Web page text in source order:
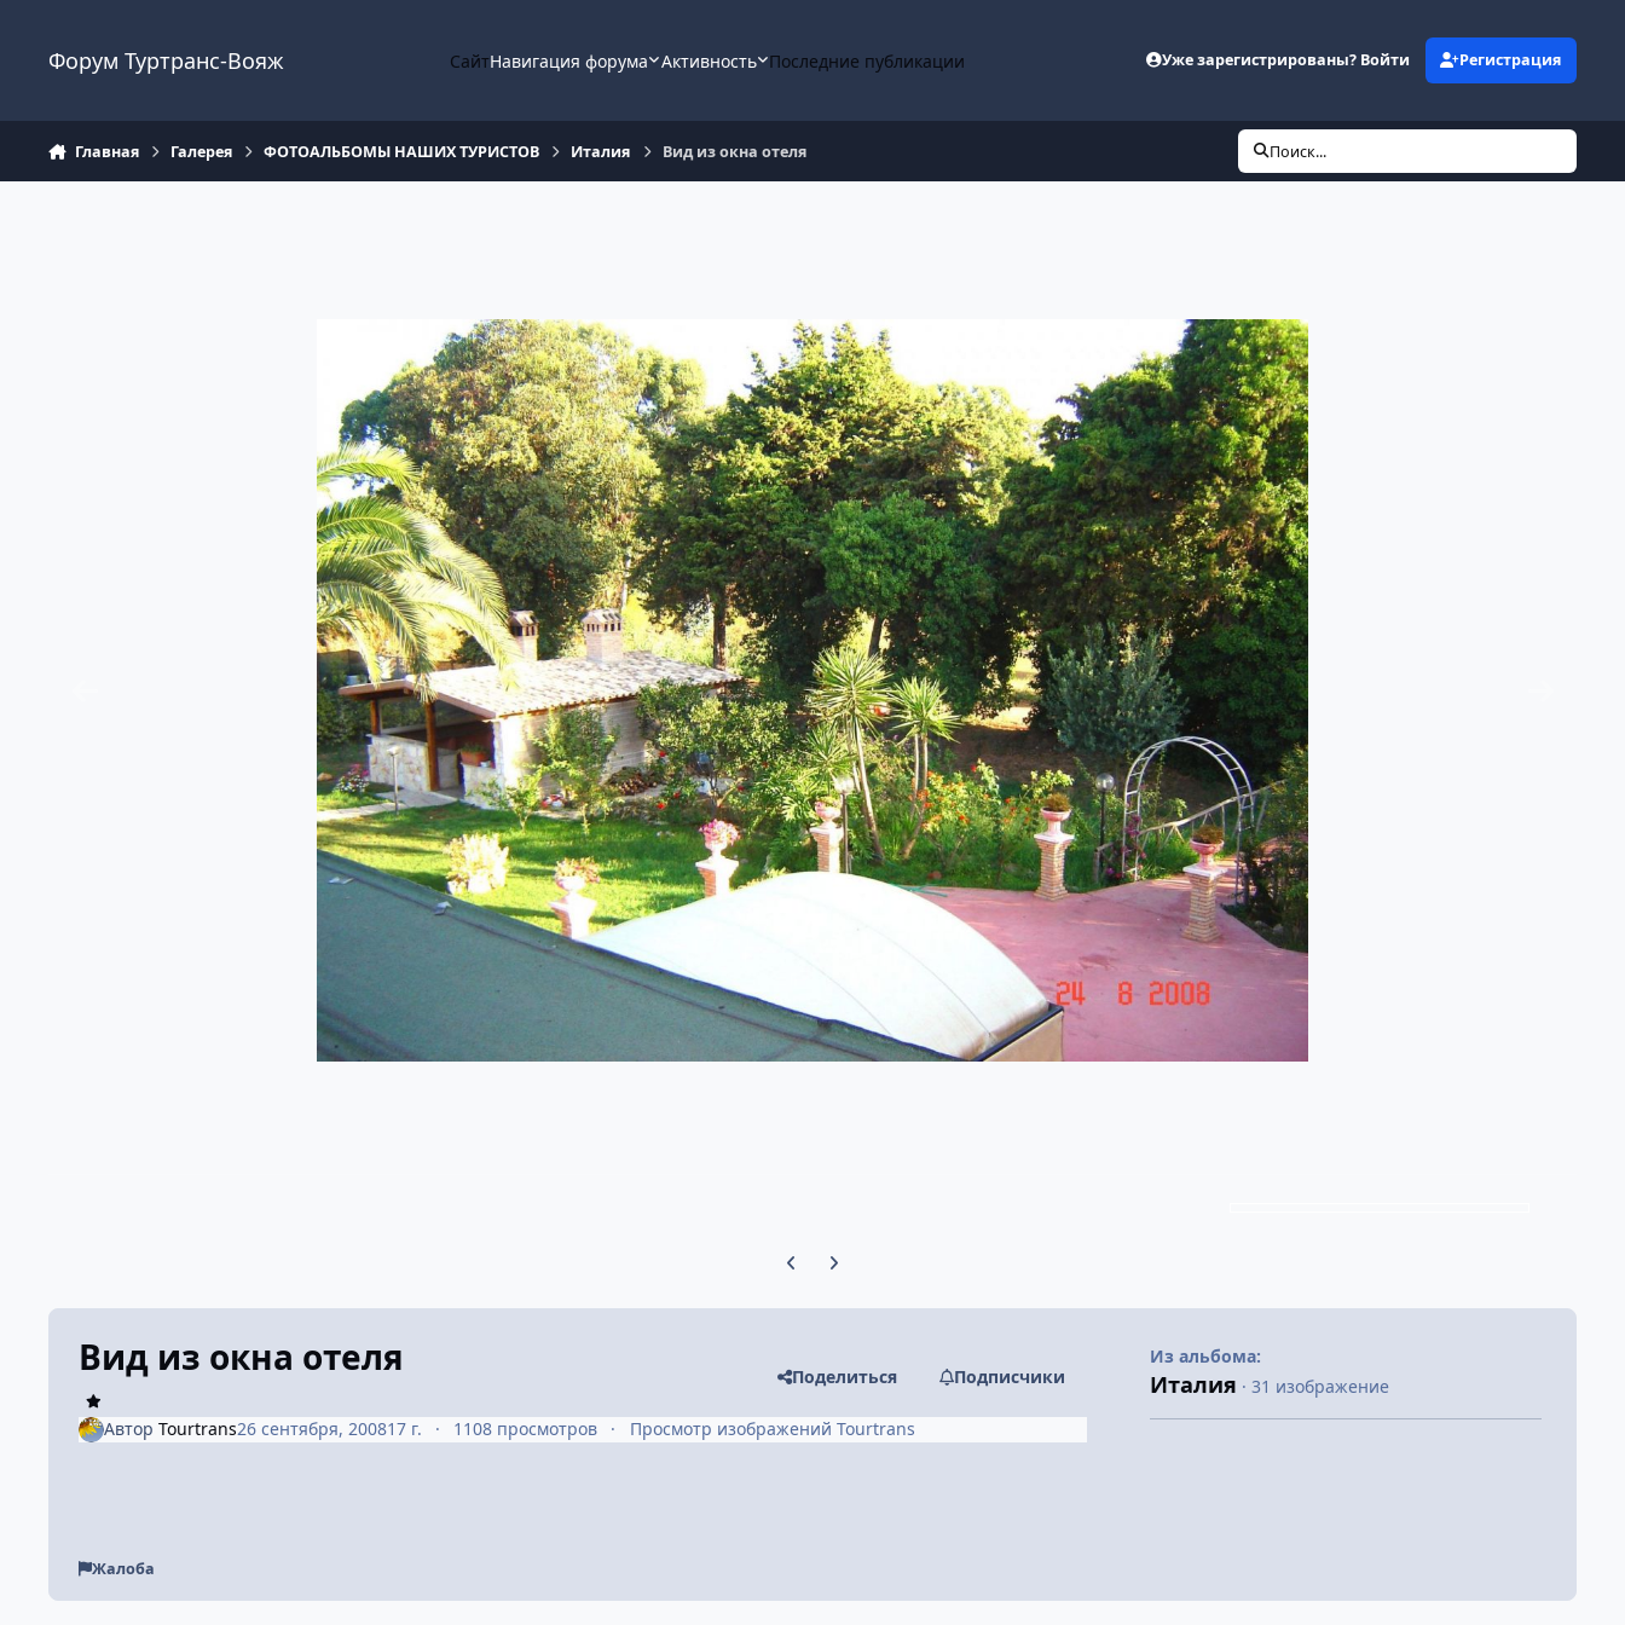
Форум Туртранс-Вояж СайтНавигация форума Активность Последние публикации Уже зарегистрированы? Войти Регистрация
Главная Галерея ФОТОАЛЬБОМЫ НАШИХ ТУРИСТОВ Италия Вид из окна отеля Поиск...
Предыдущий слайд карусели
Следующий слайд карусели
Вид из окна отеля Поделиться Подписчики
Автор Tourtrans26 сентября, 200817 г. 1108 просмотров Просмотр изображений Tourtrans
Жалоба
Из альбома:
Италия · 31 изображение